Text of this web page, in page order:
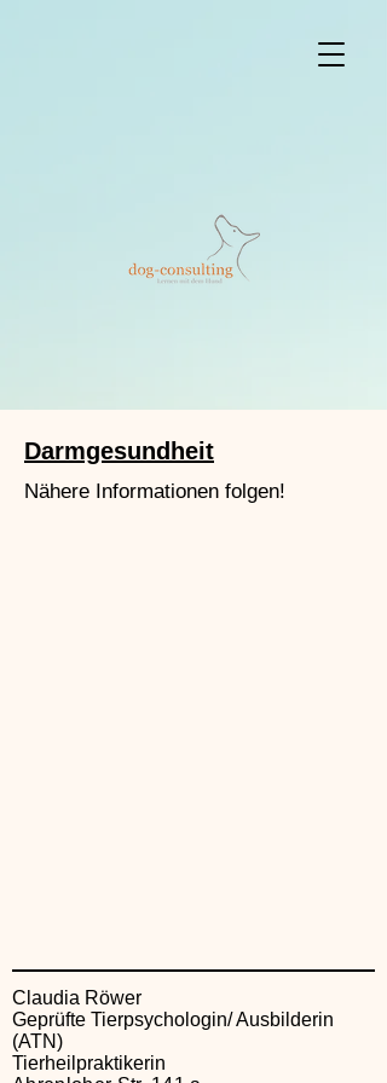
Darmgesundheit
Nähere Informationen folgen!
Claudia Röwer
Geprüfte Tierpsychologin/ Ausbilderin
(ATN)
Tierheilpraktikerin